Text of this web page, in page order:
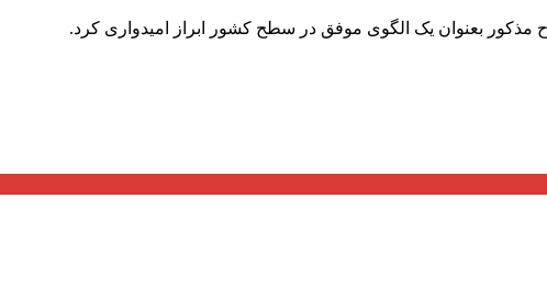
بعنوان یک الگوی موفق در سطح کشور ابراز امیدواری کرد.